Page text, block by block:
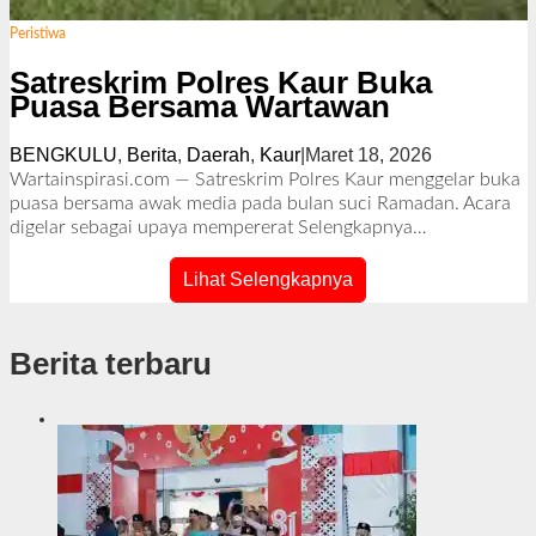
Peristiwa
Satreskrim Polres Kaur Buka
Puasa Bersama Wartawan
BENGKULU, Berita, Daerah, Kaur| Maret 18, 2026o
l
e
Wartainspirasi.com — Satreskrim Polres Kaur menggelar buka
puasa bersama awak media pada bulan suci Ramadan. Acara
digelar sebagai upaya mempererat Selengkapnya…
Lihat Selengkapnya
Berita terbaru